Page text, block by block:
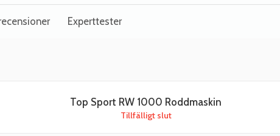
Experttester
Top Sport RW 1000 Roddmaskin
Tillfälligt slut